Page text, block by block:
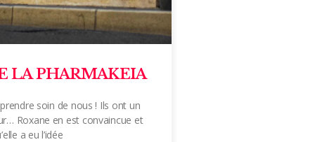
LA PHARMAKEIA
soin de nous ! Ils ont un
Roxane en est convaincue et
a eu l’idée